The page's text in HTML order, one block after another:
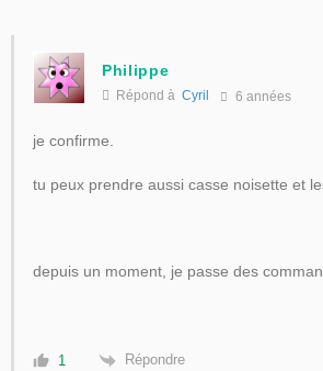
Philippe
Répond à Cyril 6 années
je confirme.
tu peux prendre aussi casse noisette et
depuis un moment, je passe des
1 Répondre